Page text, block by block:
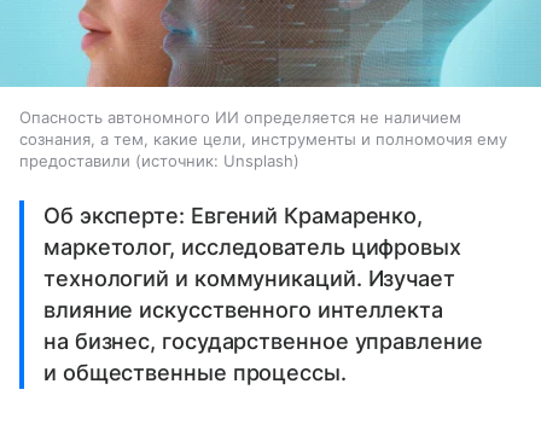
Опасность автономного ИИ определяется не наличием
сознания, а тем, какие цели, инструменты и полномочия ему
предоставили
источник: Unsplash
Об эксперте: Евгений Крамаренко,
маркетолог, исследователь цифровых
технологий и коммуникаций. Изучает
влияние искусственного интеллекта
на бизнес, государственное управление
и общественные процессы.